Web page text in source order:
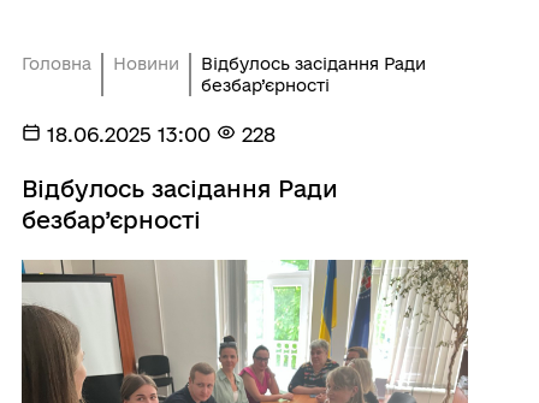
Головна Новини
Відбулось засідання Ради
безбар’єрності
18.06.2025 13:00 228
Відбулось засідання Ради
безбар’єрності